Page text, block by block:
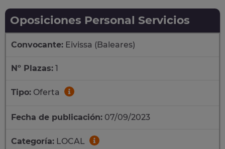
Oposiciones Personal Servicios
Convocante: Eivissa (Baleares)
Nº Plazas: 1
Tipo: Oferta
Fecha de publicación: 07/09/2023
Categoría: LOCAL